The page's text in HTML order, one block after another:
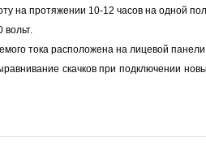
на протяжении 10-12 часов на одной
вольт.
тока расположена на лицевой
скачков при подключении